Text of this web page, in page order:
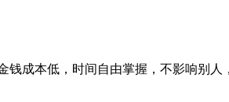
钱成本低，时间自由掌握，不影响别人